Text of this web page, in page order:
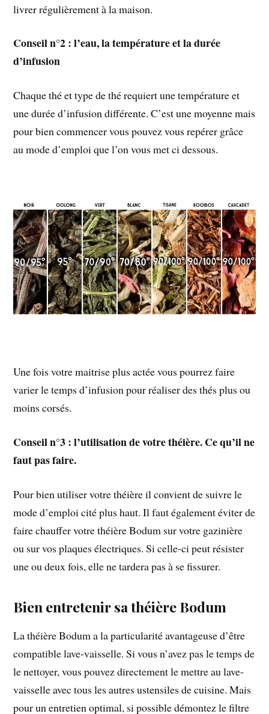
livrer régulièrement à la maison.
Conseil n°2 : l’eau, la température et la durée
d’infusion
Chaque thé et type de thé requiert une température et
une durée d’infusion différente. C’est une moyenne mais
pour bien commencer vous pouvez vous repérer grâce
au mode d’emploi que l’on vous met ci dessous.
Une fois votre maitrise plus actée vous pourrez faire
varier le temps d’infusion pour réaliser des thés plus ou
moins corsés.
Conseil n°3 : l’utilisation de votre théière. Ce qu’il ne
faut pas faire.
Pour bien utiliser votre théière il convient de suivre le
mode d’emploi cité plus haut. Il faut également éviter de
faire chauffer votre théière Bodum sur votre gazinière
ou sur vos plaques électriques. Si celle-ci peut résister
une ou deux fois, elle ne tardera pas à se fissurer.
Bien entretenir sa théière Bodum
La théière Bodum a la particularité avantageuse d’être
compatible lave-vaisselle. Si vous n’avez pas le temps de
le nettoyer, vous pouvez directement le mettre au lave-
vaisselle avec tous les autres ustensiles de cuisine. Mais
pour un entretien optimal, si possible démontez le filtre